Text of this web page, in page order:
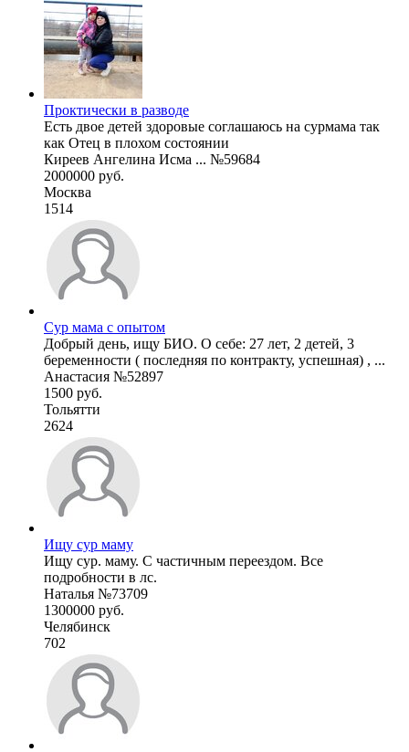
Проктически в разводе
Есть двое детей здоровые соглашаюсь на сурмама так
как Отец в плохом состоянии
Киреев Ангелина Исма ... №59684
2000000 руб.
Москва
1514
Сур мама с опытом
Добрый день, ищу БИО. О себе: 27 лет, 2 детей, 3
беременности ( последняя по контракту, успешная) , ...
Анастасия №52897
1500 руб.
Тольятти
2624
Ищу сур маму
Ищу сур. маму. С частичным переездом. Все
подробности в лс.
Наталья №73709
1300000 руб.
Челябинск
702